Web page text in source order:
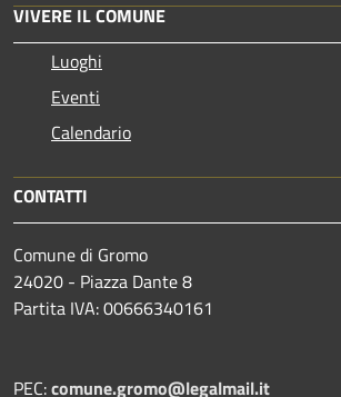
VIVERE IL COMUNE
Luoghi
Eventi
Calendario
CONTATTI
Comune di Gromo
24020 - Piazza Dante 8
Partita IVA: 00666340161
PEC:comune.gromo@legalmail.it